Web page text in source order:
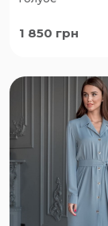
1 850 грн